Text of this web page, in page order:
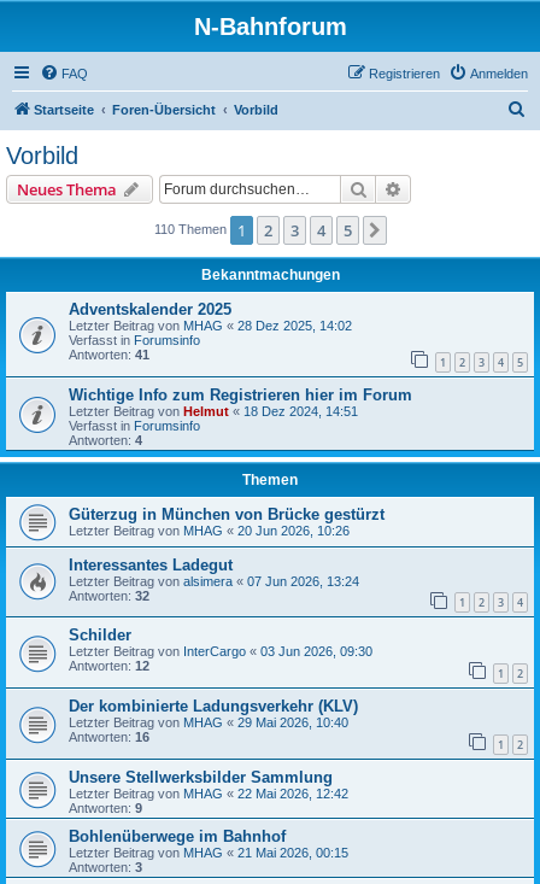
N-Bahnforum
FAQ Anmelden
Registrieren
Startseite Foren-Übersicht Vorbild
Vorbild
Neues Thema Suche
110 Themen 1 2 3 4 5
Bekanntmachungen
Adventskalender 2025
Letzter Beitrag von MHAG « 28 Dez 2025, 14:02
Verfasst in Forumsinfo
Antworten: 41 1 2 3 4 5
Wichtige Info zum Registrieren hier im Forum
Letzter Beitrag von Helmut « 18 Dez 2024, 14:51
Verfasst in Forumsinfo
Antworten: 4
Themen
Güterzug in München von Brücke gestürzt
Letzter Beitrag von MHAG « 20 Jun 2026, 10:26
Interessantes Ladegut
Letzter Beitrag von alsimera « 07 Jun 2026, 13:24
Antworten: 32 1 2 3 4
Schilder
Letzter Beitrag von InterCargo « 03 Jun 2026, 09:30
Antworten: 12 1 2
Der kombinierte Ladungsverkehr (KLV)
Letzter Beitrag von MHAG « 29 Mai 2026, 10:40
Antworten: 16 1 2
Unsere Stellwerksbilder Sammlung
Letzter Beitrag von MHAG « 22 Mai 2026, 12:42
Antworten: 9
Bohlenüberwege im Bahnhof
Letzter Beitrag von MHAG « 21 Mai 2026, 00:15
Antworten: 3